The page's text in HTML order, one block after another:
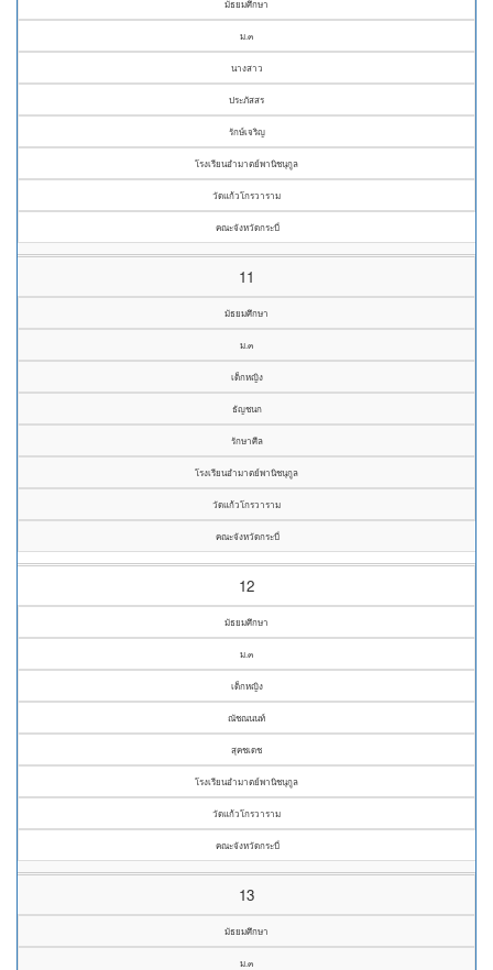
มัธยมศึกษา
ม.๓
นางสาว
ประภัสสร
รักษ์เจริญ
โรงเรียนอำมาตย์พานิชนุกูล
วัดแก้วโกรวาราม
คณะจังหวัดกระบี่
11
มัธยมศึกษา
ม.๓
เด็กหญิง
ธัญชนก
รักษาศีล
โรงเรียนอำมาตย์พานิชนุกูล
วัดแก้วโกรวาราม
คณะจังหวัดกระบี่
12
มัธยมศึกษา
ม.๓
เด็กหญิง
ณัชณนนท์
สุคชเดช
โรงเรียนอำมาตย์พานิชนุกูล
วัดแก้วโกรวาราม
คณะจังหวัดกระบี่
13
มัธยมศึกษา
ม.๓